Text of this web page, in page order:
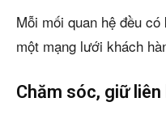
Mỗi mối quan hệ đều
một mạng lưới khách
Chăm sóc, giữ